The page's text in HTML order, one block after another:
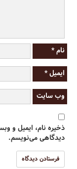
نام*
ایمیل*
وب‌ سایت
ذخیره نام، ایمیل و
دیدگاهی می‌نویسم.